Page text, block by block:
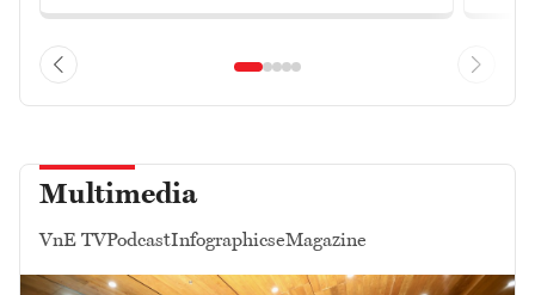
Multimedia
VnE TVPodcastInfographicseMagazine